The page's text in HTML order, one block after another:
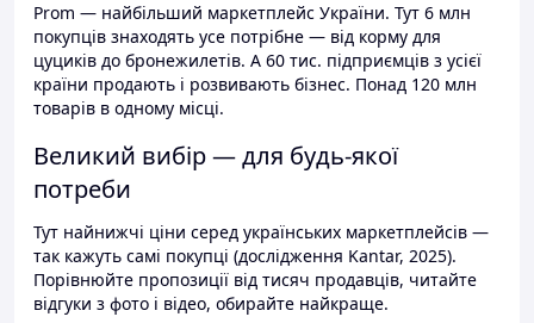
Prom — найбільший маркетплейс України. Тут 6 млн
покупців знаходять усе потрібне — від корму для
цуциків до бронежилетів. А 60 тис. підприємців з усієї
країни продають і розвивають бізнес. Понад 120 млн
товарів в одному місці.
Великий вибір — для будь-якої
потреби
Тут найнижчі ціни серед українських маркетплейсів —
так кажуть самі покупці (дослідження Kantar, 2025).
Порівнюйте пропозиції від тисяч продавців, читайте
відгуки з фото і відео, обирайте найкраще.